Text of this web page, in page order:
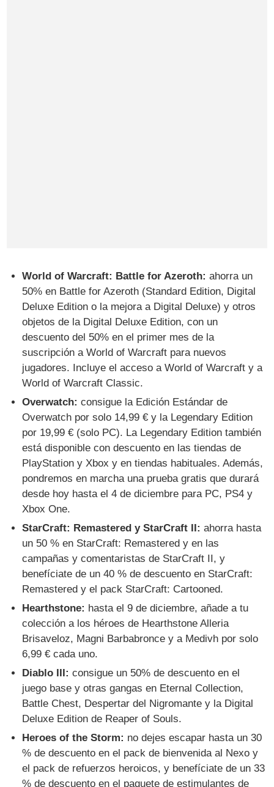
World of Warcraft: Battle for Azeroth: ahorra un
50% en Battle for Azeroth (Standard Edition, Digital
Deluxe Edition o la mejora a Digital Deluxe) y otros
objetos de la Digital Deluxe Edition, con un
descuento del 50% en el primer mes de la
suscripción a World of Warcraft para nuevos
jugadores. Incluye el acceso a World of Warcraft y a
World of Warcraft Classic.
Overwatch: consigue la Edición Estándar de
Overwatch por solo 14,99 € y la Legendary Edition
por 19,99 € (solo PC). La Legendary Edition también
está disponible con descuento en las tiendas de
PlayStation y Xbox y en tiendas habituales. Además,
pondremos en marcha una prueba gratis que durará
desde hoy hasta el 4 de diciembre para PC, PS4 y
Xbox One.
StarCraft: Remastered y StarCraft II: ahorra hasta
un 50 % en StarCraft: Remastered y en las
campañas y comentaristas de StarCraft II, y
benefíciate de un 40 % de descuento en StarCraft:
Remastered y el pack StarCraft: Cartooned.
Hearthstone: hasta el 9 de diciembre, añade a tu
colección a los héroes de Hearthstone Alleria
Brisaveloz, Magni Barbabronce y a Medivh por solo
6,99 € cada uno.
Diablo III: consigue un 50% de descuento en el
juego base y otras gangas en Eternal Collection,
Battle Chest, Despertar del Nigromante y la Digital
Deluxe Edition de Reaper of Souls.
Heroes of the Storm: no dejes escapar hasta un 30
% de descuento en el pack de bienvenida al Nexo y
el pack de refuerzos heroicos, y benefíciate de un 33
% de descuento en el paquete de estimulantes de